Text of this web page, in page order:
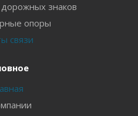
знаков
опоры
связи